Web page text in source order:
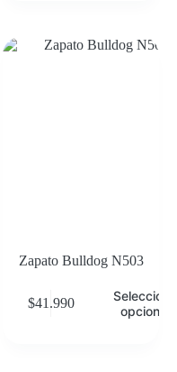
Zapato Bulldog N503
$41.990
opciones